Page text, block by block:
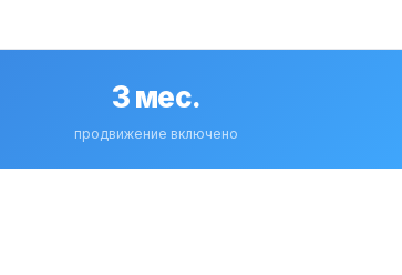
3 мес.
продвижение включено